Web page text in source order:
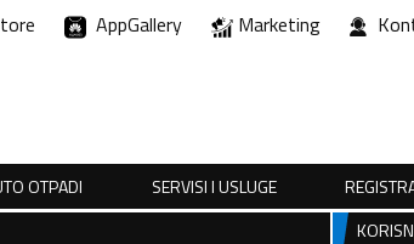
AppGallery Marketing
OTPADI SERVISI I USLUGE